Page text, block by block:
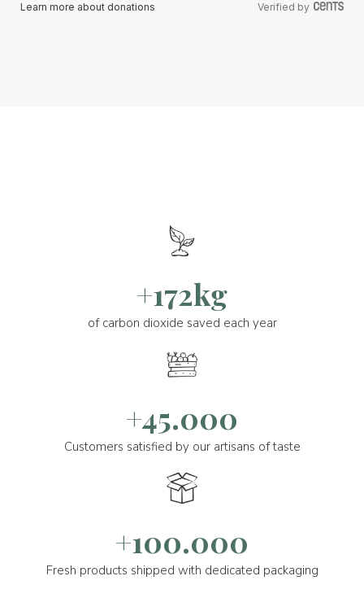
Learn more about donations Verified by
+172kg
of carbon dioxide saved each year
+45.000
Customers satisfied by our artisans of taste
+100.000
Fresh products shipped with dedicated packaging